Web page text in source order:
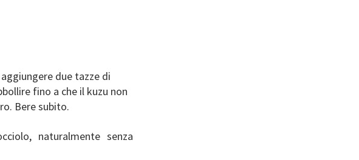
due tazze di
fino a che il kuzu non
Bere subito.
naturalmente senza